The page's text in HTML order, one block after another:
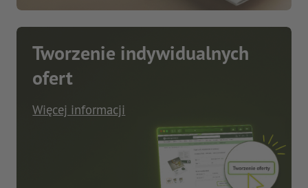
Tworzenie indywidualnych
ofert
Więcej informacji